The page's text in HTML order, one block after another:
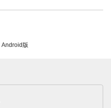
Android版